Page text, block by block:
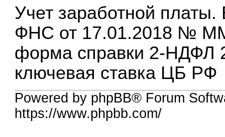
Учет заработной платы.
ФНС от 17.01.2018 №
форма справки 2-НДФЛ
ключевая ставка ЦБ РФ
Powered by phpBB® Forum
https://www.phpbb.com/